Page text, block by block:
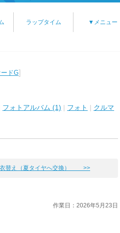
ラップタイム ▼メニュー
ードG]
フォトアルバム (1) | フォト | クルマ
衣替え（夏タイヤへ交換） >>
作業日：2026年5月23日